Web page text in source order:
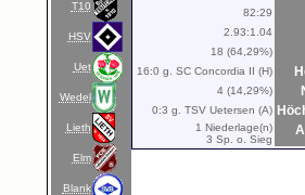
T10
HSV
Uet
Wedel
Lieth
Elm
Blank
82:29
2.93:1.04
18 (64,29%)
16:0 g. SC Concordia II (H)
4 (14,29%)
0:3 g. TSV Uetersen (A)
1 Niederlage(n)
3 Sp. o. Sieg